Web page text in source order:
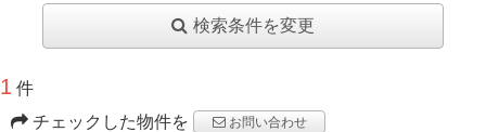
検索条件を変更
1 件
チェックした物件を
お問い合わせ